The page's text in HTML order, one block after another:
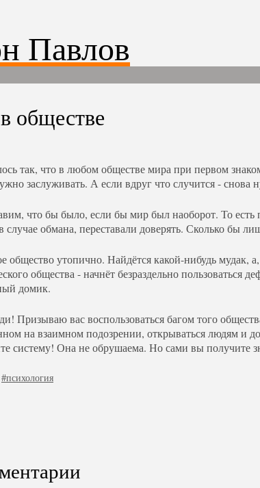
Павлов
обществе
так, что в любом обществе мира при первом
заслуживать. А если вдруг что случится -
что бы было, если бы мир был наоборот. То
случае обмана, переставали доверять. Сколько бы
общество утопично. Найдётся какой-нибудь мудак,
общества - начнёт безраздельно
домик.
Призываю вас воспользоваться багом того
на взаимном подозрении, открываться людям и
систему! Она не обрушаема. Но сами вы получите
#психология